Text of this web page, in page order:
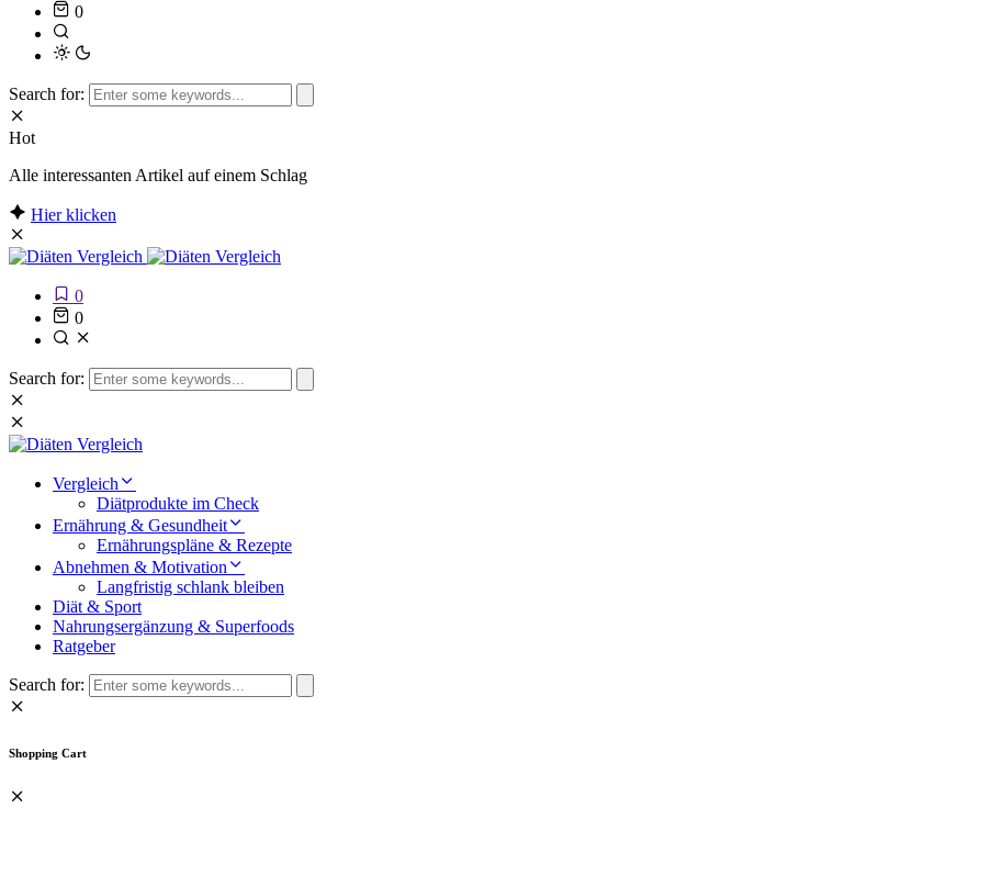
0
Search for:
Hot
Alle interessanten Artikel auf einem Schlag
Hier klicken
0
0
Search for:
Vergleich
Diätprodukte im Check
Ernährung & Gesundheit
Ernährungspläne & Rezepte
Abnehmen & Motivation
Langfristig schlank bleiben
Diät & Sport
Nahrungsergänzung & Superfoods
Ratgeber
Search for:
Shopping Cart